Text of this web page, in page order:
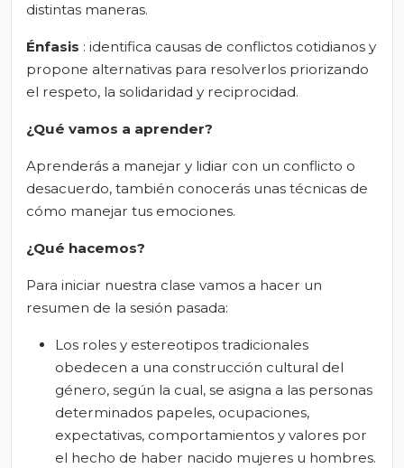
distintas maneras.
Énfasis : identifica causas de conflictos cotidianos y
propone alternativas para resolverlos priorizando
el respeto, la solidaridad y reciprocidad.
¿Qué vamos a aprender?
Aprenderás a manejar y lidiar con un conflicto o
desacuerdo, también conocerás unas técnicas de
cómo manejar tus emociones.
¿Qué hacemos?
Para iniciar nuestra clase vamos a hacer un
resumen de la sesión pasada:
Los roles y estereotipos tradicionales
obedecen a una construcción cultural del
género, según la cual, se asigna a las personas
determinados papeles, ocupaciones,
expectativas, comportamientos y valores por
el hecho de haber nacido mujeres u hombres.